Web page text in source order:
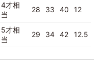
4才相
当
28 33 40 12
5才相
当
29 34 42 12.5